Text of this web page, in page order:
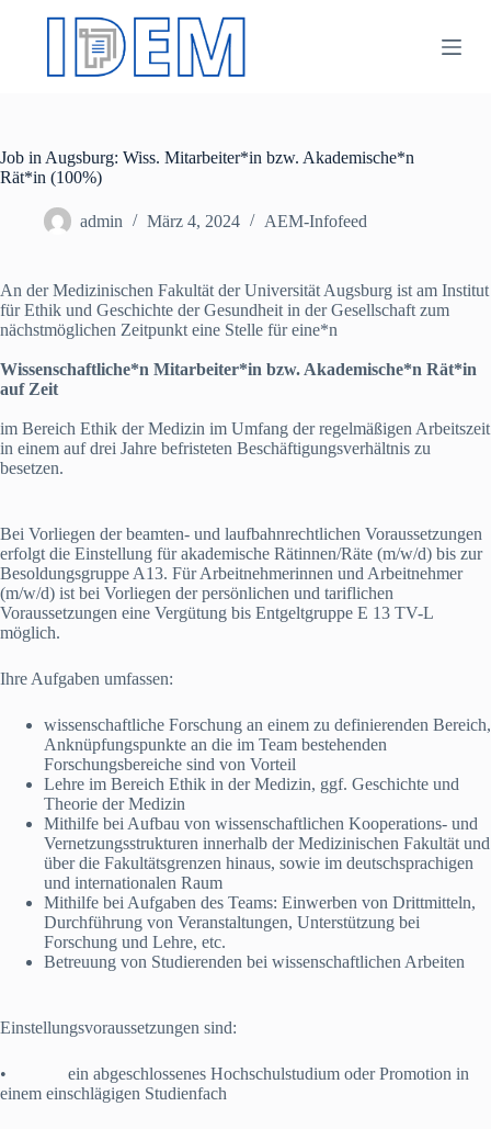
l
t
g
e
n
Job in Augsburg: Wiss. Mitarbeiter*in bzw. Akademische*n
Rät*in (100%)
admin März 4, 2024 AEM-Infofeed
An der Medizinischen Fakultät der Universität Augsburg ist am Institut
für Ethik und Geschichte der Gesundheit in der Gesellschaft zum
nächstmöglichen Zeitpunkt eine Stelle für eine*n
Wissenschaftliche*n Mitarbeiter*in bzw. Akademische*n Rät*in
auf Zeit
im Bereich Ethik der Medizin im Umfang der regelmäßigen Arbeitszeit
in einem auf drei Jahre befristeten Beschäftigungsverhältnis zu
besetzen.
Bei Vorliegen der beamten- und laufbahnrechtlichen Voraussetzungen
erfolgt die Einstellung für akademische Rätinnen/Räte (m/w/d) bis zur
Besoldungsgruppe A13. Für Arbeitnehmerinnen und Arbeitnehmer
(m/w/d) ist bei Vorliegen der persönlichen und tariflichen
Voraussetzungen eine Vergütung bis Entgeltgruppe E 13 TV-L
möglich.
Ihre Aufgaben umfassen:
wissenschaftliche Forschung an einem zu definierenden Bereich,
Anknüpfungspunkte an die im Team bestehenden
Forschungsbereiche sind von Vorteil
Lehre im Bereich Ethik in der Medizin, ggf. Geschichte und
Theorie der Medizin
Mithilfe bei Aufbau von wissenschaftlichen Kooperations- und
Vernetzungsstrukturen innerhalb der Medizinischen Fakultät und
über die Fakultätsgrenzen hinaus, sowie im deutschsprachigen
und internationalen Raum
Mithilfe bei Aufgaben des Teams: Einwerben von Drittmitteln,
Durchführung von Veranstaltungen, Unterstützung bei
Forschung und Lehre, etc.
Betreuung von Studierenden bei wissenschaftlichen Arbeiten
Einstellungsvoraussetzungen sind:
• ein abgeschlossenes Hochschulstudium oder Promotion in
einem einschlägigen Studienfach